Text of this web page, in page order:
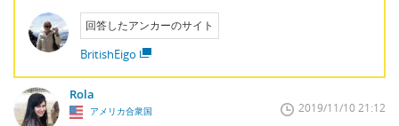
回答したアンカーのサイト
BritishEigo
Rola
アメリカ合衆国 2019/11/10 21:12